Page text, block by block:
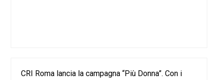
CRI Roma lancia la campagna “Più Donna”. Con i